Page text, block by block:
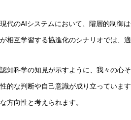
現代のAIシステムにおいて、階層的制御
が相互学習する協進化のシナリオでは、
認知科学の知見が示すように、我々の心
性的な判断や自己意識が成り立っていま
な方向性と考えられます。